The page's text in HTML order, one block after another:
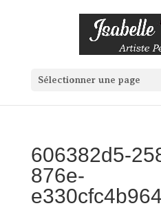
Sélectionner une page
606382d5-
876e-